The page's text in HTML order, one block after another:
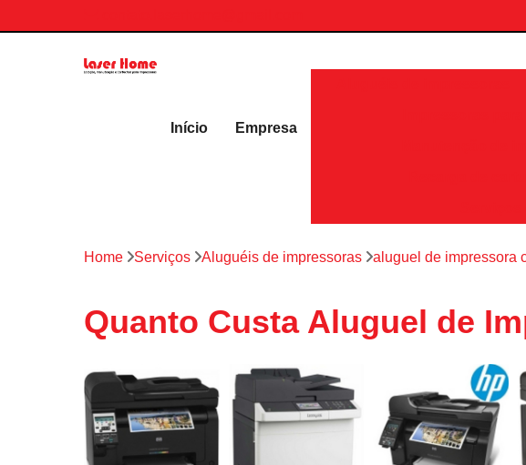
Início Empresa
Home Serviços Aluguéis de impressoras aluguel de impressora
Quanto Custa Aluguel de